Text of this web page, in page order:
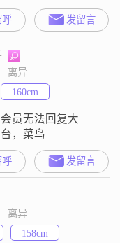
呼 发留言
离异
160cm
员无法回复大
，菜鸟
呼 发留言
离异
158cm